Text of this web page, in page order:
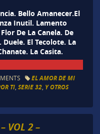
Bello Amanecer.El
Inutil. Lamento
De La Canela. De
El Tecolote. La
La Casita.
EL AMOR DE MI
TI, SERIE 32, Y OTROS
VOL 2 –